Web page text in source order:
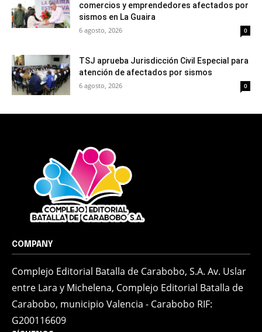
comercios y emprendedores afectados por
sismos en La Guaira
6 agosto, 2026 0
TSJ aprueba Jurisdicción Civil Especial para
atención de afectados por sismos
6 agosto, 2026 0
COMPANY
Complejo Editorial Batalla de Carabobo, S.A. Av. Uslar
entre Lara y Michelena, Complejo Editorial Batalla de
Carabobo, municipio Valencia - Carabobo RIF:
G200116609